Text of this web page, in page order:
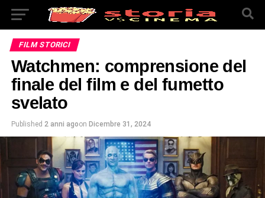
FILM STORICI
Watchmen: comprensione del
finale del film e del fumetto
svelato
Published 2 anni agoon Dicembre 31, 2024